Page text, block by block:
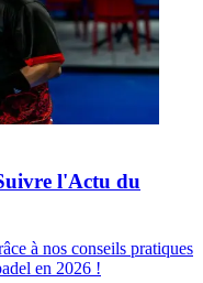
l'Actu du
à nos conseils pratiques
en 2026 !